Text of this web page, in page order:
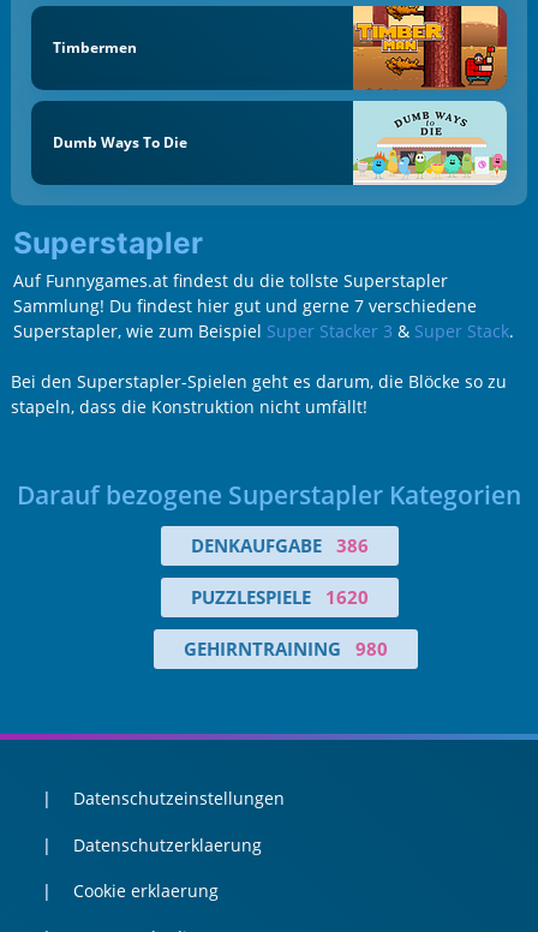
Timbermen
Dumb Ways To Die
Superstapler
Auf Funnygames.at findest du die tollste Superstapler
Sammlung! Du findest hier gut und gerne 7 verschiedene
Superstapler, wie zum Beispiel Super Stacker 3 & Super Stack.
Bei den Superstapler-Spielen geht es darum, die Blöcke so zu
stapeln, dass die Konstruktion nicht umfällt!
Darauf bezogene Superstapler Kategorien
DENKAUFGABE 386
PUZZLESPIELE 1620
GEHIRNTRAINING 980
Datenschutzeinstellungen
Datenschutzerklaerung
Cookie erklaerung